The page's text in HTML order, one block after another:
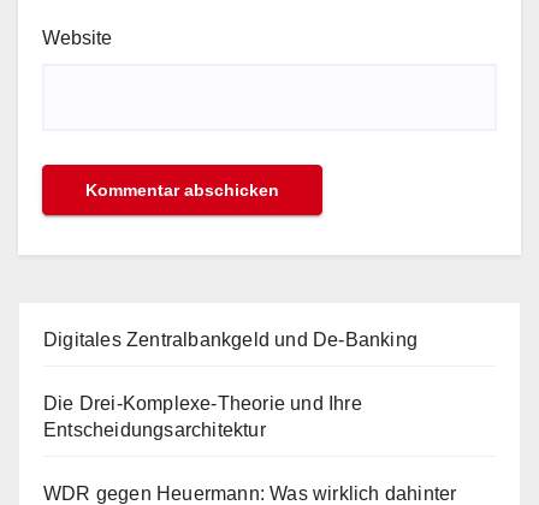
Website
Digitales Zentralbankgeld und De-Banking
Die Drei-Komplexe-Theorie und Ihre
Entscheidungsarchitektur
WDR gegen Heuermann: Was wirklich dahinter